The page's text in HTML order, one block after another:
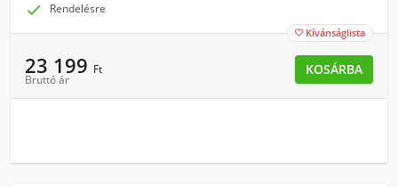
 Rendelésre
 Kívánságlista
23 199 Ft
Bruttó ár
KOSÁRBA